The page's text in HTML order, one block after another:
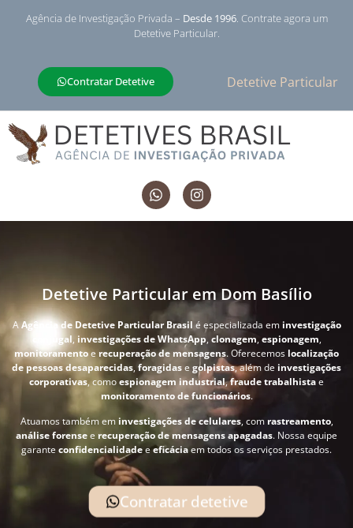
Agência de Investigação Privada – Desde 1996. Contrate agora um
Detetive Particular.
Contratar Detetive Detetive Particular
Detetive Particular em Dom Basílio
AAgência de Detetive Particular Brasil é especializada em investigação
conjugal, investigações de WhatsApp, clonagem,espionagem,
monitoramentoe recuperação de mensagens. Oferecemos localização
de pessoas desaparecidas, foragidase golpistas, além de investigações
corporativas, comoespionagem industrial,fraude trabalhistae
monitoramento de funcionários.
Atuamos também em investigações de celulares, com rastreamento,
análise forensee recuperação de mensagens apagadas. Nossa equipe
garante confidencialidadeeeficáciaem todos os serviços prestados.
Contratar detetive